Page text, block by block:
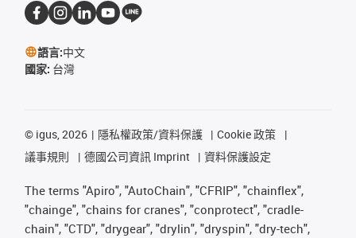
語言:中文
國家: 台灣
© igus, 2026 隱私權政策/資料保護
Cookie 政策
議事規則
德國公司資訊 Imprint 資料保護設定
The terms "Apiro", "AutoChain", "CFRIP", "chainflex",
"chainge", "chains for cranes", "conprotect", "cradle-
chain", "CTD", "drygear", "drylin", "dryspin", "dry-tech",